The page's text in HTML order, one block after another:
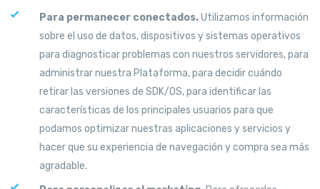
Para permanecer conectados.Utilizamos información
sobre el uso de datos, dispositivos y sistemas operativos
para diagnosticar problemas con nuestros servidores, para
administrar nuestra Plataforma, para decidir cuándo
retirar las versiones de SDK/OS, para identificar las
características de los principales usuarios para que
podamos optimizar nuestras aplicaciones y servicios y
hacer que su experiencia de navegación y compra sea más
agradable.